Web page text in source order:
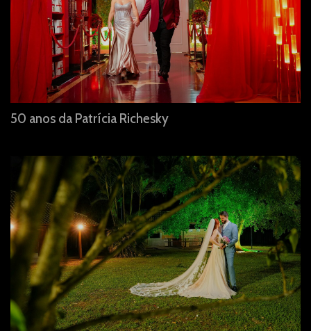
50 anos da Patrícia Richesky